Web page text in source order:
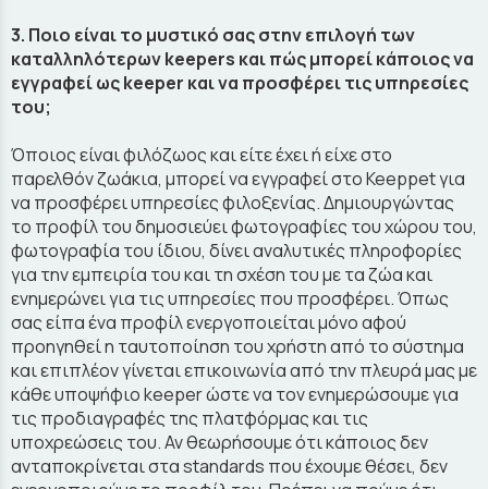
3. Ποιο είναι το μυστικό σας στην επιλογή των
καταλληλότερων keepers και πώς μπορεί κάποιος να
εγγραφεί ως keeper και να προσφέρει τις υπηρεσίες
του;
Όποιος είναι φιλόζωος και είτε έχει ή είχε στο
παρελθόν ζωάκια, μπορεί να εγγραφεί στο Keeppet για
να προσφέρει υπηρεσίες φιλοξενίας. Δημιουργώντας
το προφίλ του δημοσιεύει φωτογραφίες του χώρου του,
φωτογραφία του ίδιου, δίνει αναλυτικές πληροφορίες
για την εμπειρία του και τη σχέση του με τα ζώα και
ενημερώνει για τις υπηρεσίες που προσφέρει. Όπως
σας είπα ένα προφίλ ενεργοποιείται μόνο αφού
προηγηθεί η ταυτοποίηση του χρήστη από το σύστημα
και επιπλέον γίνεται επικοινωνία από την πλευρά μας με
κάθε υποψήφιο keeper ώστε να τον ενημερώσουμε για
τις προδιαγραφές της πλατφόρμας και τις
υποχρεώσεις του. Αν θεωρήσουμε ότι κάποιος δεν
ανταποκρίνεται στα standards που έχουμε θέσει, δεν